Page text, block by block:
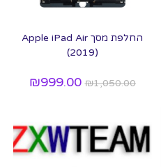
החלפת מסך Apple iPad Air
(2019)
₪1,050.00
₪999.00